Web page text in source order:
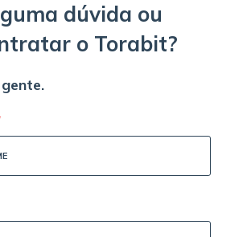
dúvida ou
o Torabit?